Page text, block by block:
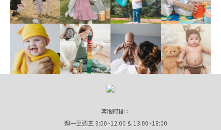
客服時間：
週一至週五 9:00~12:00 & 13:00~18:00